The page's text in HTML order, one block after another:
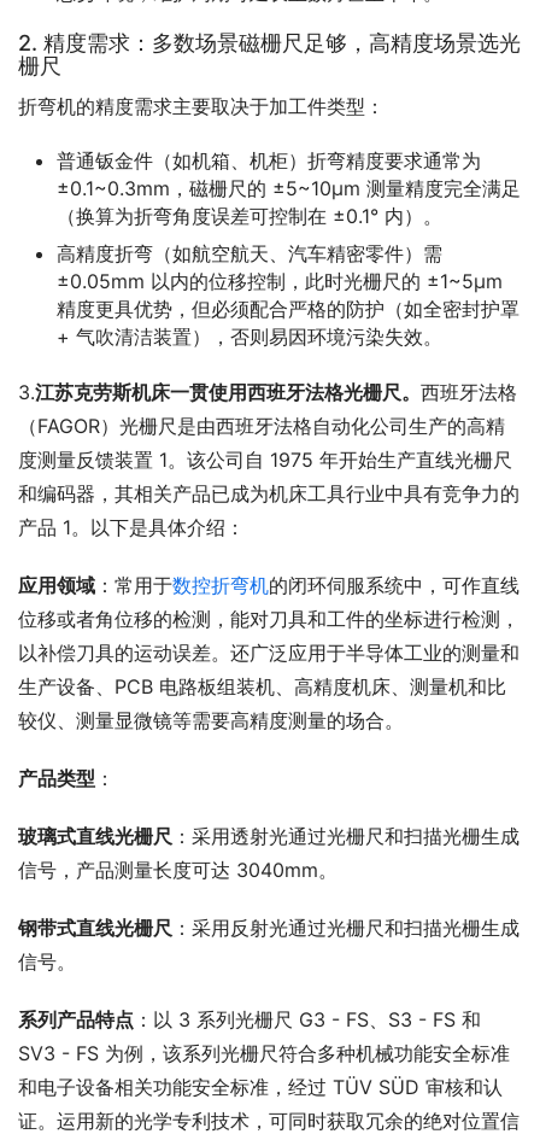
2. 精度需求：多数场景磁栅尺足够，高精度场景选光
栅尺
折弯机的精度需求主要取决于加工件类型：
普通钣金件（如机箱、机柜）折弯精度要求通常为
±0.1~0.3mm，磁栅尺的 ±5~10μm 测量精度完全满足
（换算为折弯角度误差可控制在 ±0.1° 内）。
高精度折弯（如航空航天、汽车精密零件）需
±0.05mm 以内的位移控制，此时光栅尺的 ±1~5μm
精度更具优势，但必须配合严格的防护（如全密封护罩
+ 气吹清洁装置），否则易因环境污染失效。
3.江苏克劳斯机床一贯使用西班牙法格光栅尺。 西班牙法格
（FAGOR）光栅尺是由西班牙法格自动化公司生产的高精
度测量反馈装置 1。该公司自 1975 年开始生产直线光栅尺
和编码器，其相关产品已成为机床工具行业中具有竞争力的
产品 1。以下是具体介绍：
应用领域 ：常用于数控折弯机的闭环伺服系统中，可作直线
位移或者角位移的检测，能对刀具和工件的坐标进行检测，
以补偿刀具的运动误差。还广泛应用于半导体工业的测量和
生产设备、PCB 电路板组装机、高精度机床、测量机和比
较仪、测量显微镜等需要高精度测量的场合。
产品类型 ：
玻璃式直线光栅尺 ：采用透射光通过光栅尺和扫描光栅生成
信号，产品测量长度可达 3040mm。
钢带式直线光栅尺 ：采用反射光通过光栅尺和扫描光栅生成
信号。
系列产品特点 ：以 3 系列光栅尺 G3 - FS、S3 - FS 和
SV3 - FS 为例，该系列光栅尺符合多种机械功能安全标准
和电子设备相关功能安全标准，经过 TÜV SÜD 审核和认
证。运用新的光学专利技术，可同时获取冗余的绝对位置信